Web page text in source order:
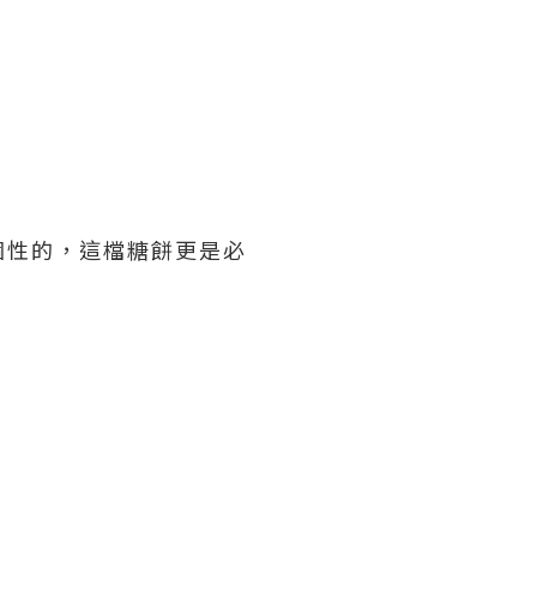
的，這檔糖餅更是必